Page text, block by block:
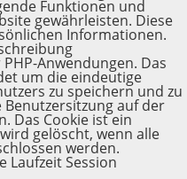
Funktionen und
gewährleisten. Diese
Informationen.
Anwendungen. Das
um die eindeutige
zu speichern und zu
auf der
Das Cookie ist ein
gelöscht, wenn alle
werden.
LaufzeitSession